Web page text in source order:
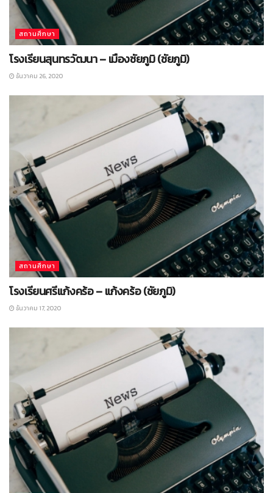
สถานศึกษา
โรงเรียนสุนทรวัฒนา – เมืองชัยภูมิ (ชัยภูมิ)
ธันวาคม 26, 2020
สถานศึกษา
โรงเรียนศรีแก้งคร้อ – แก้งคร้อ (ชัยภูมิ)
ธันวาคม 17, 2020